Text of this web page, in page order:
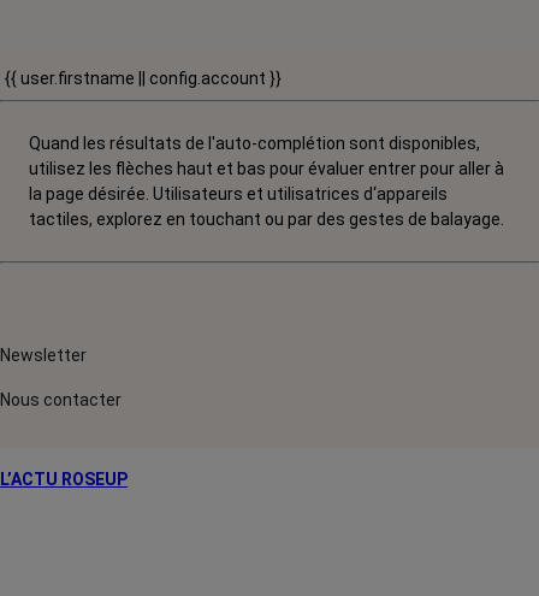
{{ user.firstname || config.account }}
Quand les résultats de l'auto-complétion sont disponibles,
utilisez les flèches haut et bas pour évaluer entrer pour aller à
la page désirée. Utilisateurs et utilisatrices d‘appareils
tactiles, explorez en touchant ou par des gestes de balayage.
Newsletter
Nous contacter
L’ACTU ROSEUP